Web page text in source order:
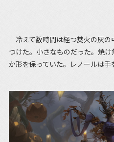
冷えて数時間は経つ焚火の灰
つけた。小さなものだった。焼
か形を保っていた。レノールは手